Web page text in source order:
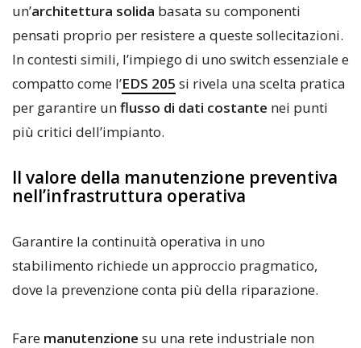
un’architettura solida basata su componenti
pensati proprio per resistere a queste sollecitazioni.
In contesti simili, l’impiego di uno switch essenziale e
compatto come l’EDS 205 si rivela una scelta pratica
per garantire unflusso di dati costante nei punti
più critici dell’impianto.
Il valore della manutenzione preventiva
nell’infrastruttura operativa
Garantire la continuità operativa in uno
stabilimento richiede un approccio pragmatico,
dove la prevenzione conta più della riparazione.
Fare manutenzione su una rete industriale non